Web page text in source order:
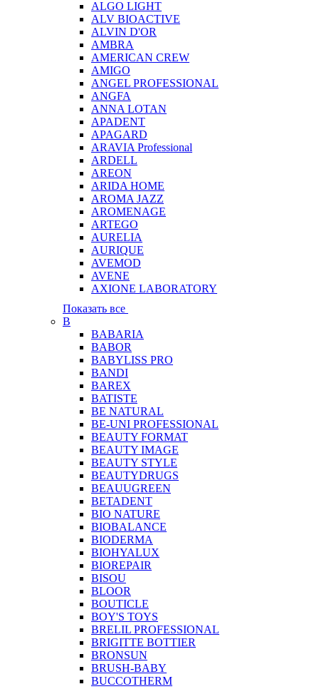
ALGO LIGHT
ALV BIOACTIVE
ALVIN D'OR
AMBRA
AMERICAN CREW
AMIGO
ANGEL PROFESSIONAL
ANGFA
ANNA LOTAN
APADENT
APAGARD
ARAVIA Professional
ARDELL
AREON
ARIDA HOME
AROMA JAZZ
AROMENAGE
ARTEGO
AURELIA
AURIQUE
AVEMOD
AVENE
AXIONE LABORATORY
Показать все
B
BABARIA
BABOR
BABYLISS PRO
BANDI
BAREX
BATISTE
BE NATURAL
BE-UNI PROFESSIONAL
BEAUTY FORMAT
BEAUTY IMAGE
BEAUTY STYLE
BEAUTYDRUGS
BEAUUGREEN
BETADENT
BIO NATURE
BIOBALANCE
BIODERMA
BIOHYALUX
BIOREPAIR
BISOU
BLOOR
BOUTICLE
BOY'S TOYS
BRELIL PROFESSIONAL
BRIGITTE BOTTIER
BRONSUN
BRUSH-BABY
BUCCOTHERM